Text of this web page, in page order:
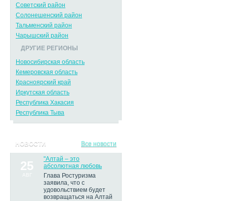
Советский район
Солонешенский район
Тальменский район
Чарышский район
ДРУГИЕ РЕГИОНЫ
Новосибирская область
Кемеровская область
Красноярский край
Иркутская область
Республика Хакасия
Республика Тыва
НОВОСТИ Все новости
25
АВГ
"Алтай – это
абсолютная любовь
Глава Ростуризма
заявила, что с
удовольствием будет
возвращаться на Алтай